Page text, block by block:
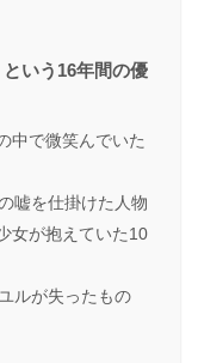
いう16年間の優
中で微笑んでいた
嘘を仕掛けた人物
女が抱えていた10
ルが失ったもの